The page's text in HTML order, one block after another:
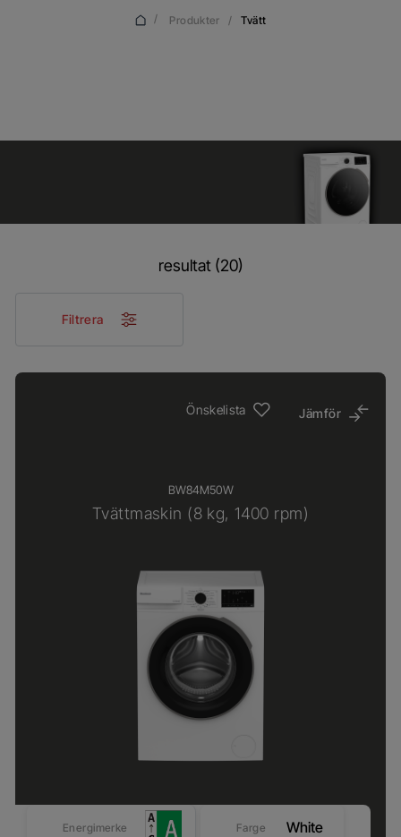
/ Produkter / Tvätt
resultat (20)
Filtrera
Önskelista Jämför
BW84M50W
Tvättmaskin (8 kg, 1400 rpm)
Energimerke Farge White